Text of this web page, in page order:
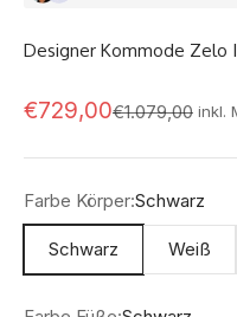
Designer Kommode Zelo
Angebot
€729,00Regulärer Preis
€1.079,00 inkl.
Farbe Körper:Schwarz
Schwarz Weiß